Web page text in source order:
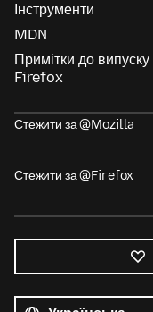
Інструменти
MDN
Примітки до випуску
Firefox
Стежити за @Mozilla
Стежити за @Firefox
мови
Мова